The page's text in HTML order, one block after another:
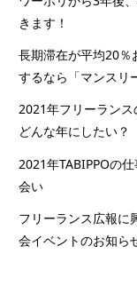
きます！
長期滞在が平均20％
するなら「マンスリ
2021年フリーラン
どんな年にしたい？
2021年TABIPPOの
会い
フリーランス広報に
会イベントのお知ら